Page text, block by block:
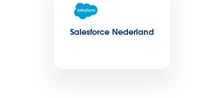
Salesforce Nederland